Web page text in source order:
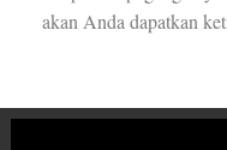
akan Anda dapatkan